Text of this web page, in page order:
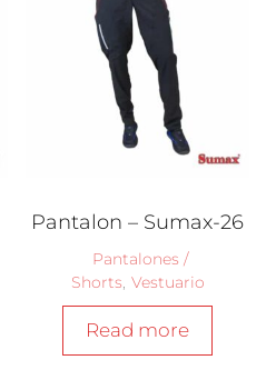
Pantalon – Sumax-26
Pantalones /
Shorts Vestuario
Read more